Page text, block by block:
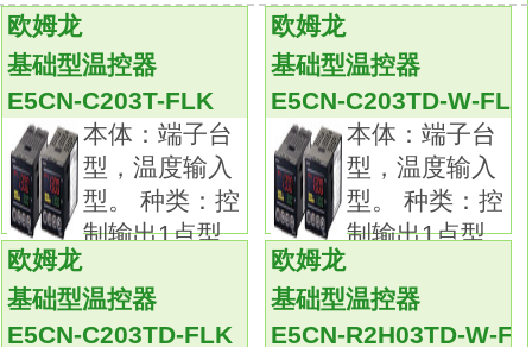
可根据要测量的温度、场所、 周围环境选择
E5CN-C203TD-W-FLK
备有种类、形状、 长度及端子部形状各异的产
品。E3T-ST14检测方式：对射型，
连接方式：导线引出型，
输出状态：遮光时ON，
输出方式：PNP输出，
长距离光电传感器实现回归反射
型10m距离设定型2m尺寸：1/16 DIN，
48×48×78mm。
欧姆龙
基础型温控器
E5CN-C203T-FLK
本体：端子台
型，温度输入
型。 种类：控
制输出1点型
欧姆龙
基础型温控器
E5CN-C203TD-W-FLK
本体：端子台
型，温度输入
型。 种类：控
制输出1点型
欧姆龙
基础型温控器
E5CN-C203TD-FLK
欧姆龙
基础型温控器
E5CN-R2H03TD-W-